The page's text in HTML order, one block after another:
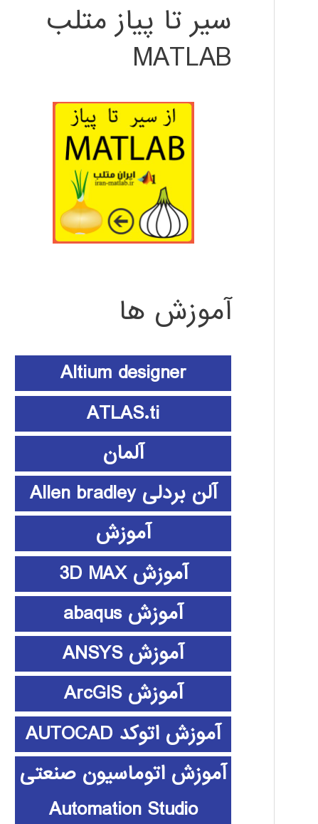
سیر تا پیاز متلب
MATLAB
آموزش ها
Altium designer
ATLAS.ti
آلمان
آلن بردلی Allen bradley
آموزش
آموزش 3D MAX
آموزش abaqus
آموزش ANSYS
آموزش ArcGIS
آموزش اتوکد AUTOCAD
آموزش اتوماسیون صنعتی
Automation Studio